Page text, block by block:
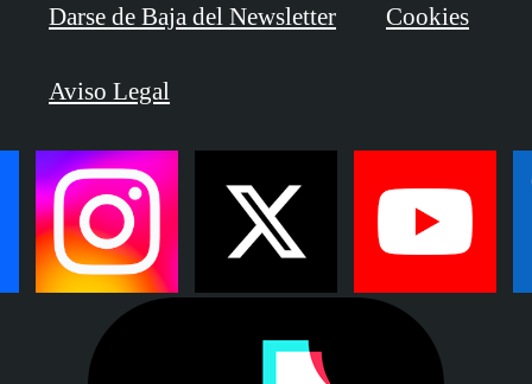
Darse de Baja del Newsletter Cookies
Aviso Legal